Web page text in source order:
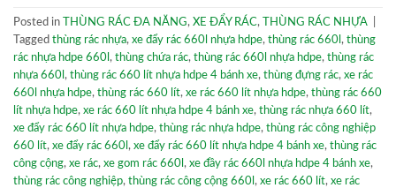
Posted in THÙNG RÁC ĐA NĂNG, XE ĐẨY RÁC, THÙNG RÁC NHỰA
Tagged thùng rác nhựa, xe đẩy rác 660l nhựa hdpe, thùng rác 660l , thùng
rác nhựa hdpe 660l , thùng chứa rác, thùng rác 660l nhựa hdpe, thùng rác
nhựa 660l , thùng rác 660 lít nhựa hdpe 4 bánh xe, thùng đựng rác, xe rác
660l nhựa hdpe, thùng rác 660 lít, xe rác 660 lít nhựa hdpe, thùng rác 660
lít nhựa hdpe, xe rác 660 lít nhựa hdpe 4 bánh xe, thùng rác nhựa 660 lít,
xe đẩy rác 660 lít nhựa hdpe, thùng rác nhựa hdpe, thùng rác công nghiệp
660 lít, xe đẩy rác 660l , xe đẩy rác 660 lít nhựa hdpe 4 bánh xe, thùng rác
công cộng, xe rác, xe gom rác 660l , xe đầy rác 660l nhựa hdpe 4 bánh xe,
thùng rác công nghiệp, thùng rác công cộng 660l , xe rác 660 lít, xe rác